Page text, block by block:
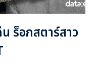
ร็อกสตาร์สาว